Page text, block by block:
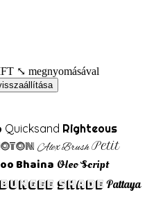
⤡ megnyomásával
Quicksand Righteous
Alex Brush Petit
Bhaina Oleo Script
Bungee ShadePattaya